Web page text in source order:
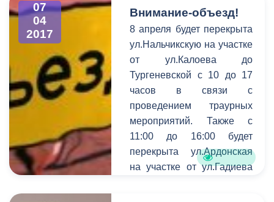
председателя
Правительства Ирбек
Томаев, министр спорта
Хасан Бароев,
олимпийская чемпионка
Аида Шанаева, депутат
Парламента РСО-Алании
Геннадий Родионов,
начальник
антинаркотической
комиссии Луиза Лебедева,
города Чермена Зангиева.
Предметом объезда стали
основные проблемные точки
в благоустройстве города.
Вместе с руководителем
административной комиссии
столицу республики
инспектировали
руководители
подразделений
администрации, отвечающие
07
04
2017
Внимание-объезд!
8 апреля будет перекрыта
ул.Нальчикскую на участке
от ул.Калоева до
Тургеневской с 10 до 17
часов в связи с
проведением траурных
мероприятий. Также с
11:00 до 16:00 будет
перекрыта ул.Ардонская
на участке от ул.Гадиева